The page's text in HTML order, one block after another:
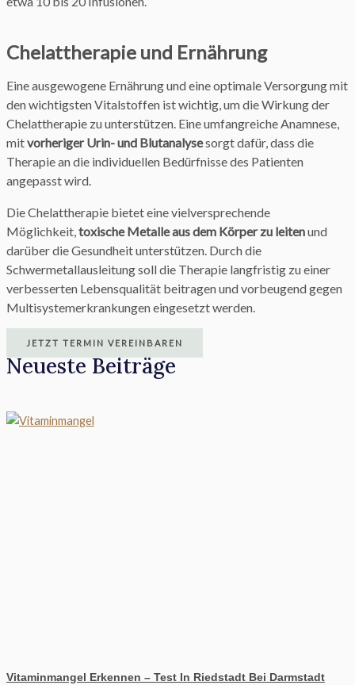
Chelattherapie und Ernährung
Eine ausgewogene Ernährung und eine optimale Versorgung mit
den wichtigsten Vitalstoffen ist wichtig, um die Wirkung der
Chelattherapie zu unterstützen. Eine umfangreiche Anamnese,
mitvorheriger Urin- und Blutanalysesorgt dafür, dass die
Therapie an die individuellen Bedürfnisse des Patienten
angepasst wird.
Die Chelattherapie bietet eine vielversprechende
Möglichkeit,toxische Metalle aus dem Körper zu leitenund
darüber die Gesundheit unterstützen. Durch die
Schwermetallausleitung soll die Therapie langfristig zu einer
verbesserten Lebensqualität beitragen und vorbeugend gegen
Multisystemerkrankungen eingesetzt werden.
JETZT TERMIN VEREINBAREN
Neueste Beiträge
Vitaminmangel Erkennen – Test In Riedstadt Bei Darmstadt